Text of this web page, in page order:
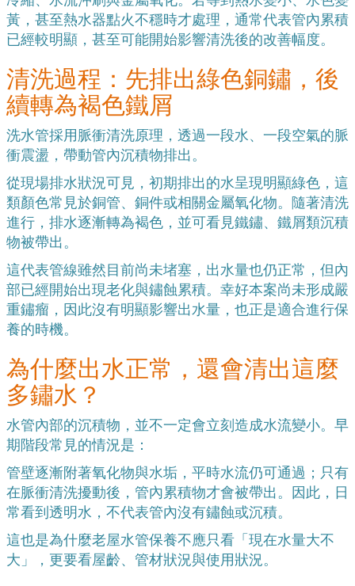
黃，甚至熱水器點火不穩時才處理，通常代表管內累積
已經較明顯，甚至可能開始影響清洗後的改善幅度。
清洗過程：先排出綠色銅鏽，後
續轉為褐色鐵屑
洗水管採用脈衝清洗原理，透過一段水、一段空氣的脈
衝震盪，帶動管內沉積物排出。
從現場排水狀況可見，初期排出的水呈現明顯綠色，這
類顏色常見於銅管、銅件或相關金屬氧化物。隨著清洗
進行，排水逐漸轉為褐色，並可看見鐵鏽、鐵屑類沉積
物被帶出。
這代表管線雖然目前尚未堵塞，出水量也仍正常，但內
部已經開始出現老化與鏽蝕累積。幸好本案尚未形成嚴
重鏽瘤，因此沒有明顯影響出水量，也正是適合進行保
養的時機。
為什麼出水正常，還會清出這麼
多鏽水？
水管內部的沉積物，並不一定會立刻造成水流變小。早
期階段常見的情況是：
管壁逐漸附著氧化物與水垢，平時水流仍可通過；只有
在脈衝清洗擾動後，管內累積物才會被帶出。因此，日
常看到透明水，不代表管內沒有鏽蝕或沉積。
這也是為什麼老屋水管保養不應只看「現在水量大不
大」，更要看屋齡、管材狀況與使用狀況。